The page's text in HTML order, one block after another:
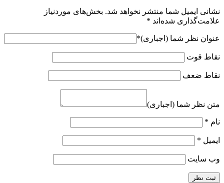
نشانی ایمیل شما منتشر نخواهد شد. بخش‌های موردنیاز
علامت‌گذاری شده‌اند *
عنوان نظر شما (اجباری)*
نقاط قوت
نقاط ضعف
متن نظر شما (اجباری)
نام *
ایمیل *
وب‌ سایت